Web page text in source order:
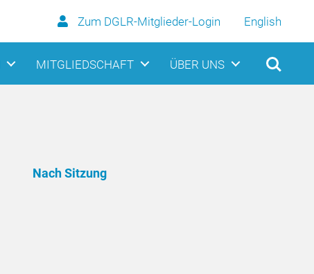
Zum DGLR-Mitglieder-Login English
MITGLIEDSCHAFT ÜBER UNS
Nach Sitzung